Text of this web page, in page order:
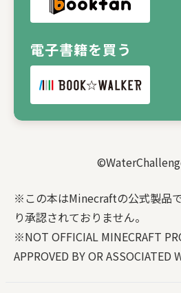
電子書籍を買う
※この本はMinecraftの公式製品
り承認されておりません。
※NOT OFFICIAL MINECRAFT
APPROVED BY OR ASSOCIATED